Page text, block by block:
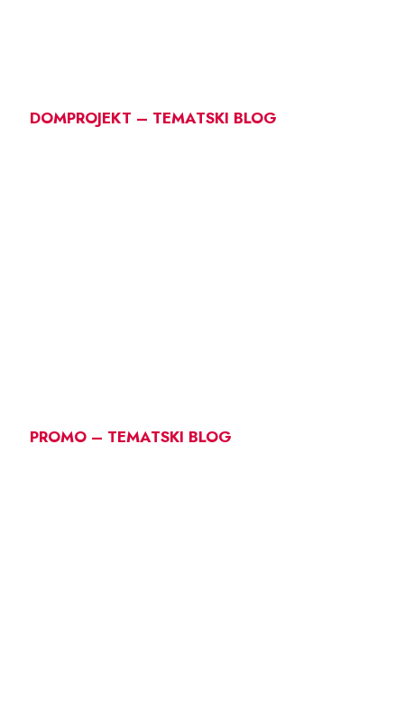
DOMPROJEKT – TEMATSKI BLOG
PROMO – TEMATSKI BLOG